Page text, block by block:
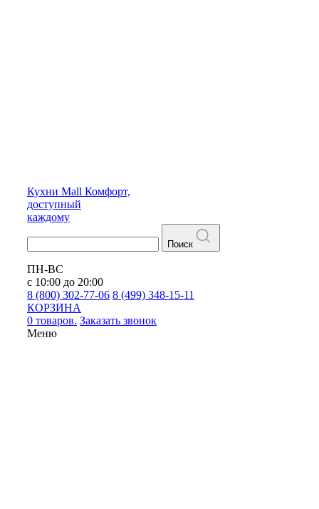
Кухни Mall Комфорт,
доступный
каждому
Поиск
ПН-ВС
с 10:00 до 20:00
8 (800) 302-77-06 8 (499) 348-15-11
КОРЗИНА
0 товаров. Заказать звонок
Меню